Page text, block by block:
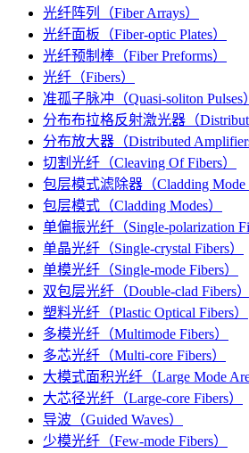
光纤阵列（Fiber Arrays）
光纤面板（Fiber-optic Plates）
光纤预制棒（Fiber Preforms）
光纤（Fibers）
准孤子脉冲（Quasi-soliton Pulses）
分布布拉格反射激光器（
分布放大器（Distributed
切割光纤（Cleaving Of Fibers）
包层模式滤除器（Cladding Mode
包层模式（Cladding Modes）
单偏振光纤（Single-polarization
单晶光纤（Single-crystal Fibers）
单模光纤（Single-mode Fibers）
双包层光纤（Double-clad Fibers）
塑料光纤（Plastic Optical Fibers）
多模光纤（Multimode Fibers）
多芯光纤（Multi-core Fibers）
大模式面积光纤（Large Mode
大芯径光纤（Large-core Fibers）
导波（Guided Waves）
少模光纤（Few-mode Fibers）